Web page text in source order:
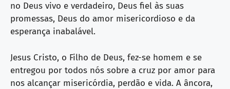
no Deus vivo e verdadeiro, Deus fiel às suas
promessas, Deus do amor misericordioso e da
esperança inabalável.
Jesus Cristo, o Filho de Deus, fez-se homem e se
entregou por todos nós sobre a cruz por amor para
nos alcançar misericórdia, perdão e vida. A âncora,